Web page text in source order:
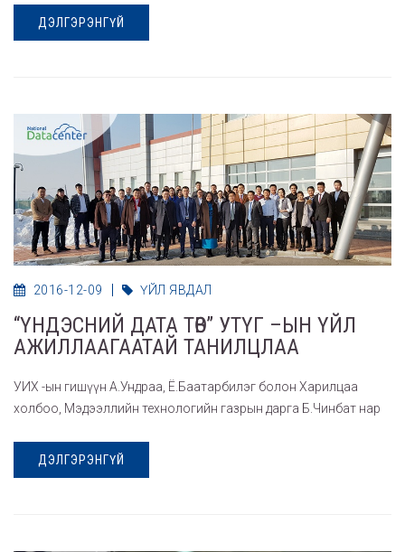
ДЭЛГЭРЭНГҮЙ
2016-12-09 ҮЙЛ ЯВДАЛ
“ҮНДЭСНИЙ ДАТА ТӨВ” УТҮГ –ЫН ҮЙЛ
АЖИЛЛААГААТАЙ ТАНИЛЦЛАА
УИХ -ын гишүүн А.Ундраа, Ё.Баатарбилэг болон Харилцаа
холбоо, Мэдээллийн технологийн газрын дарга Б.Чинбат нар
ДЭЛГЭРЭНГҮЙ